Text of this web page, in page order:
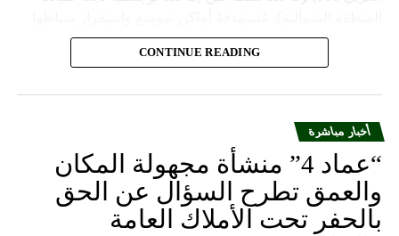
وجنودها وأصابت أهدافها بدقة وأوقعت فيهم عدداً من القتلى
CONTINUE READING
أخبار مباشرة
“عماد 4” منشأة مجهولة المكان
والعمق تطرح السؤال عن الحق
بالحفر تحت الأملاك العامة